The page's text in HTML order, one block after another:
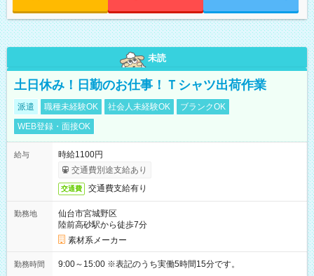
未読
土日休み！日勤のお仕事！Ｔシャツ出荷作業
派遣 職種未経験OK 社会人未経験OK
ブランクOK
WEB登録・面接OK
給与
時給1100円
交通費別途支給あり
交通費 交通費支給有り
勤務地
仙台市宮城野区
陸前高砂駅から徒歩7分
素材系メーカー
勤務時間 9:00～15:00 ※表記のうち実働5時間15分です。